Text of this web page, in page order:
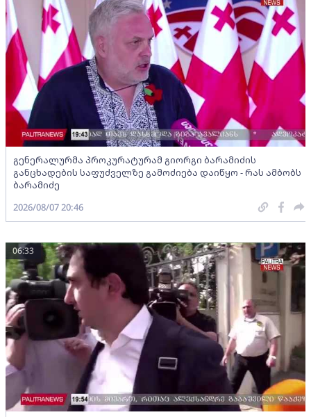
გენერალურმა პროკურატურამ გიორგი ბარამიძის
განცხადების საფუძველზე გამოძიება დაიწყო - რას ამბობს
ბარამიძე
2026/08/07 20:46
06:33